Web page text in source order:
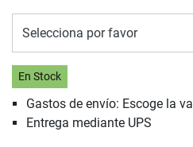
Selecciona por favor
En Stock
Gastos de envío: Escoge la
Entrega mediante UPS